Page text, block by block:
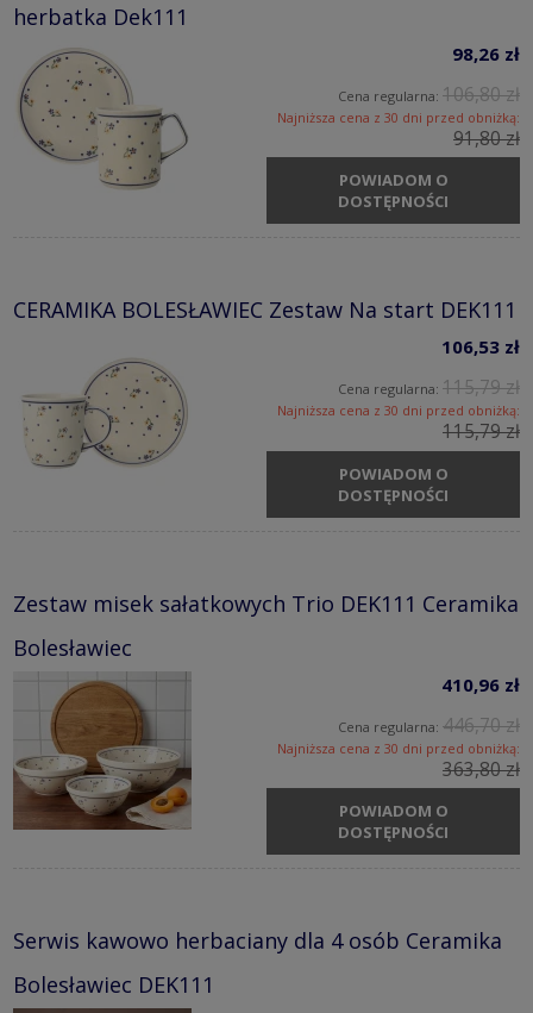
herbatka Dek111
98,26 zł
Cena regularna: 106,80 zł
Najniższa cena z 30 dni przed obniżką:
91,80 zł
POWIADOM O
DOSTĘPNOŚCI
CERAMIKA BOLESŁAWIEC Zestaw Na start DEK111
106,53 zł
Cena regularna: 115,79 zł
Najniższa cena z 30 dni przed obniżką:
115,79 zł
POWIADOM O
DOSTĘPNOŚCI
Zestaw misek sałatkowych Trio DEK111 Ceramika
Bolesławiec
410,96 zł
Cena regularna: 446,70 zł
Najniższa cena z 30 dni przed obniżką:
363,80 zł
POWIADOM O
DOSTĘPNOŚCI
Serwis kawowo herbaciany dla 4 osób Ceramika
Bolesławiec DEK111